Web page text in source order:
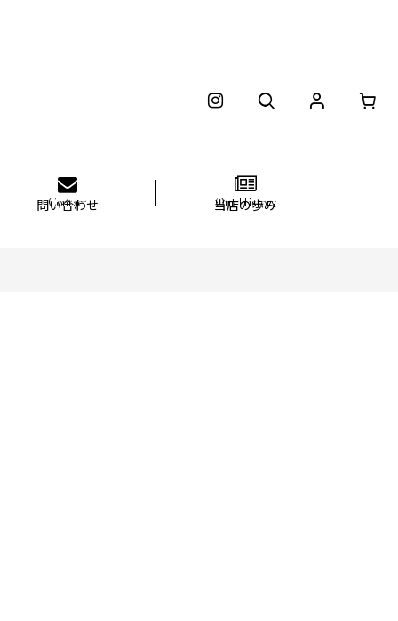
問い合わせ 当店の歩み